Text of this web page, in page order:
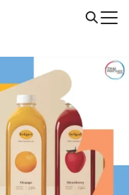
| Line: @thaiprintshop